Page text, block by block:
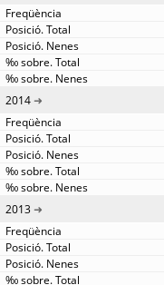
2014
2013